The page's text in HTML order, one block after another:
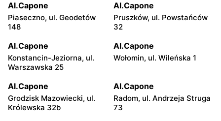
Al.Capone
Piaseczno, ul. Geodetów
148
Al.Capone
Pruszków, ul. Powstańców
32
Al.Capone
Konstancin-Jeziorna, ul.
Warszawska 25
Al.Capone
Wołomin, ul. Wileńska 1
Al.Capone
Grodzisk Mazowiecki, ul.
Królewska 32b
Al.Capone
Radom, ul. Andrzeja Struga
73